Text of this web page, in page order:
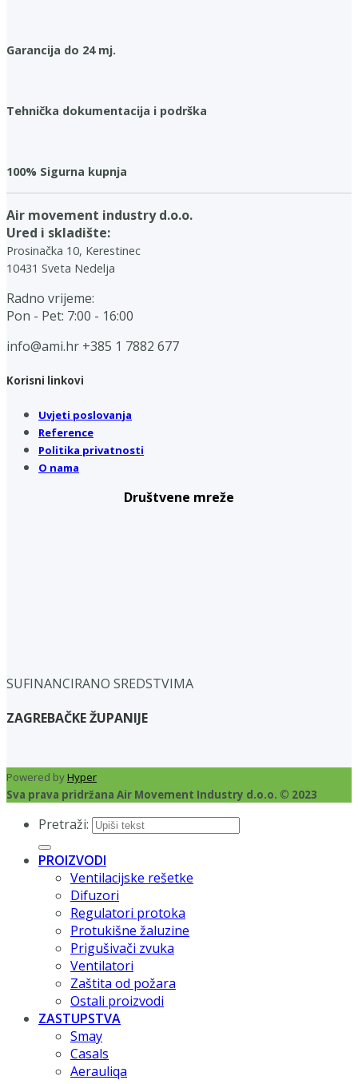
Garancija do 24 mj.
Tehnička dokumentacija i podrška
100% Sigurna kupnja
Air movement industry d.o.o.
Ured i skladište:
Prosinačka 10, Kerestinec
10431 Sveta Nedelja
Radno vrijeme:
Pon - Pet: 7:00 - 16:00
info@ami.hr +385 1 7882 677
Korisni linkovi
Uvjeti poslovanja
Reference
Politika privatnosti
O nama
Društvene mreže
SUFINANCIRANO SREDSTVIMA
ZAGREBAČKE ŽUPANIJE
Powered byHyper
Sva prava pridržana Air Movement Industry d.o.o. © 2023
Pretraži:
PROIZVODI
Ventilacijske rešetke
Difuzori
Regulatori protoka
Protukišne žaluzine
Prigušivači zvuka
Ventilatori
Zaštita od požara
Ostali proizvodi
ZASTUPSTVA
Smay
Casals
Aerauliqa